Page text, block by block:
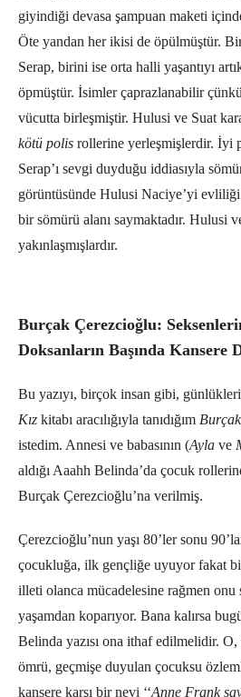
giyindiği devasa şampuan maketi
Öte yandan her ikisi de öpülmüştür.
Serap, birini ise orta halli yaşantıyı
öpmüştür. İsimler çaprazlanabilir
vücutta birleşmiştir. Hulusi ve Suat
kötü polis rollerine yerleşmişlerdir. İyi
Serap’ı sevgi duyduğu iddiasıyla
görüntüsünde Hulusi Naciye’yi evliliği
bir sömürü alanı saymaktadır. Hulusi
yakınlaşmışlardır.
Burçak Çerezcioğlu:
Doksanların Başında Kansere
Bu yazıyı, birçok insan gibi,
Kız kitabı aracılığıyla tanıdığım
istedim. Annesi ve babasının (Ayla ve
aldığı Aaahh Belinda’da çocuk
Burçak Çerezcioğlu’na verilmiş.
Çerezcioğlu’nun yaşı 80’ler sonu
çocukluğa, ilk gençliğe uyuyor fakat
illeti olanca mücadelesine rağmen onu
yaşamdan koparıyor. Bana kalırsa
Belinda yazısı ona ithaf edilmelidir.
ömrü, geçmişe duyulan çocuksu
kansere karşı bir nevi ‘‘Anne Frank